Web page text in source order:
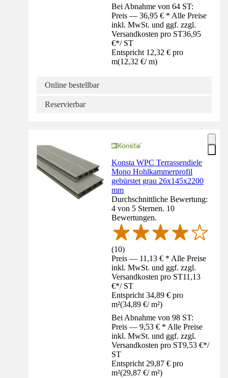
Bei Abnahme von 64 ST:
Preis — 36,95 € * Alle Preise
inkl. MwSt. und ggf. zzgl.
Versandkosten pro ST36,95
€*/ ST
Entspricht 12,32 € pro
m(12,32 €/ m)
Online bestellbar
Reservierbar
Konsta WPC Terrassendiele
Mono Hohlkammerprofil
gebürstet grau 26x145x2200
mm
Durchschnittliche Bewertung:
4 von 5 Sternen. 10
Bewertungen.
(10)
Preis — 11,13 € * Alle Preise
inkl. MwSt. und ggf. zzgl.
Versandkosten pro ST11,13
€*/ ST
Entspricht 34,89 € pro
m²(34,89 €/ m²)
Bei Abnahme von 98 ST:
Preis — 9,53 € * Alle Preise
inkl. MwSt. und ggf. zzgl.
Versandkosten pro ST9,53 €*/
ST
Entspricht 29,87 € pro
m²(29,87 €/ m²)